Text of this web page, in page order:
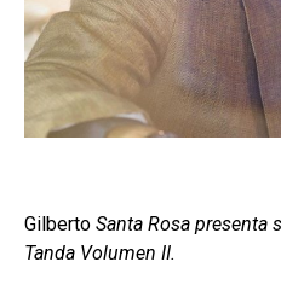
Gilberto Santa Rosa presenta
Tanda Volumen II.